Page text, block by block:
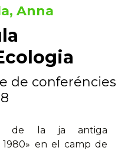
Anna
de conferéncies
de la ja antiga
1980» en el camp de